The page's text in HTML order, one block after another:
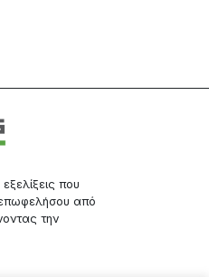
που
από
την